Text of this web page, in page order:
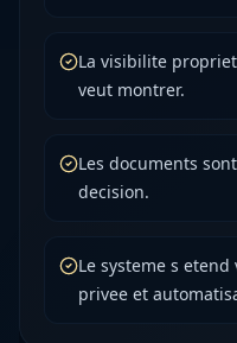
La visibilite
veut montrer.
Les documents
decision.
Le systeme s
privee et